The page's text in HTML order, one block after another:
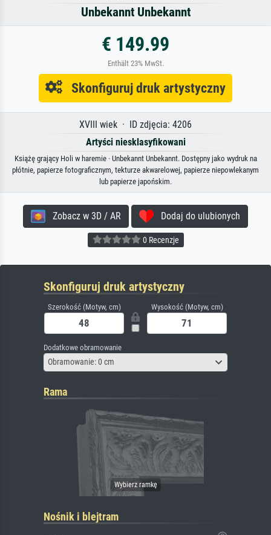
Unbekannt Unbekannt
€ 149.99
Enthält 23% MwSt.
Skonfiguruj druk artystyczny
XVIII wiek · ID zdjęcia: 4206
Artyści niesklasyfikowani
Książę grający Holi w haremie · Unbekannt Unbekannt. Dostępny jako wydruk na
płótnie, papierze fotograficznym, tekturze akwarelowej, papierze niepowlekanym
lub papierze japońskim.
Zobacz w 3D / AR Dodaj do ulubionych
0 Recenzje
Skonfiguruj druk artystyczny
Szerokość (Motyw, cm) Wysokość (Motyw, cm)
Dodatkowe obramowanie
Obramowanie: 0 cm
Rama
Nośnik i blejtram